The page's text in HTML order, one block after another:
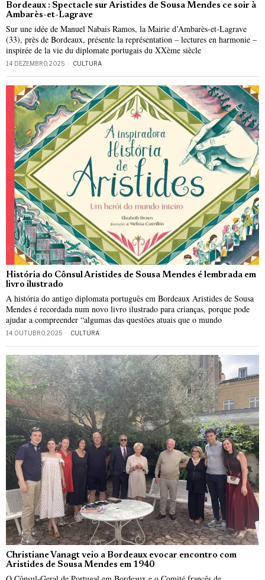
Bordeaux : Spectacle sur Aristides de Sousa Mendes ce soir à
Ambarès-et-Lagrave
Sur une idée de Manuel Nabais Ramos, la Mairie d’Ambarès-et-Lagrave
(33), près de Bordeaux, présente la représentation – lectures en harmonie –
inspirée de la vie du diplomate portugais du XXème siècle
14 DEZEMBRO, 2025 CULTURA
História do Cônsul Aristides de Sousa Mendes é lembrada em
livro ilustrado
A história do antigo diplomata português em Bordeaux Aristides de Sousa
Mendes é recordada num novo livro ilustrado para crianças, porque pode
ajudar a compreender “algumas das questões atuais que o mundo
14 OUTUBRO, 2025 CULTURA
Christiane Vanagt veio a Bordeaux evocar encontro com
Aristides de Sousa Mendes em 1940